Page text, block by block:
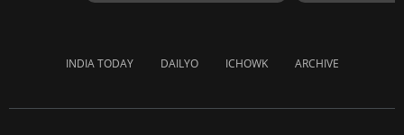
INDIA TODAY DAILYO ICHOWK ARCHIVE